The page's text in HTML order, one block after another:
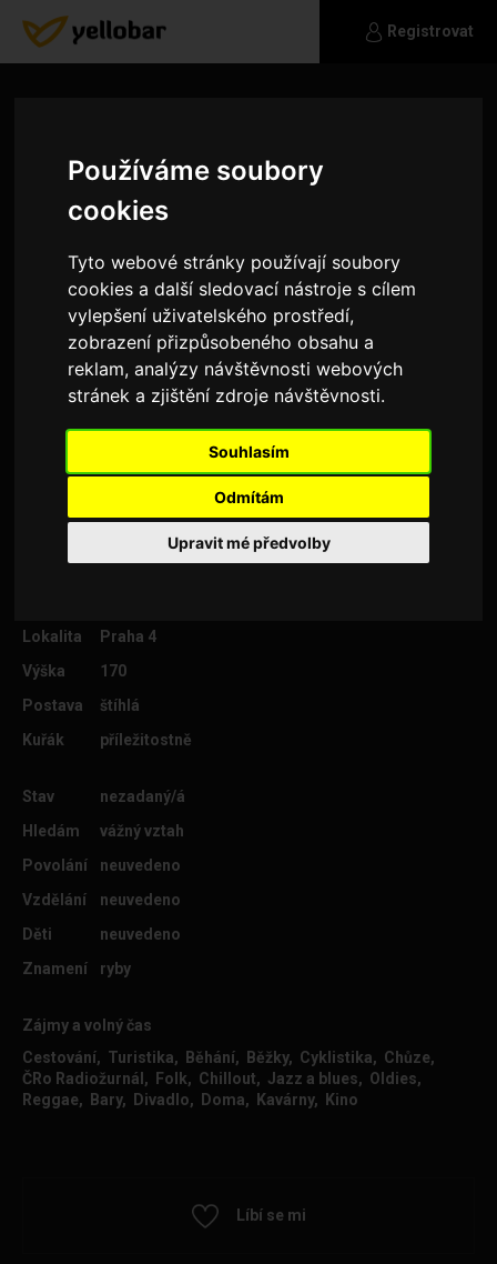
Používáme soubory
cookies
Tyto webové stránky používají soubory
cookies a další sledovací nástroje s cílem
vylepšení uživatelského prostředí,
zobrazení přizpůsobeného obsahu a
reklam, analýzy návštěvnosti webových
stránek a zjištění zdroje návštěvnosti.
Souhlasím
Odmítám
Upravit mé předvolby
Registrovat
cheeekyta
ahoj, hledám primárně parťáka na kolo .. a pak se
Lokalita
Praha 4
Výška
170
Postava
štíhlá
Kuřák
příležitostně
Stav
nezadaný/á
Hledám
vážný vztah
Povolání
neuvedeno
Vzdělání
neuvedeno
Děti
neuvedeno
Znamení
ryby
Zájmy a volný čas
Cestování, Turistika, Běhání, Běžky, Cyklistika, Chůze,
ČRo Radiožurnál, Folk, Chillout, Jazz a blues, Oldies,
Reggae, Bary, Divadlo, Doma, Kavárny, Kino
Líbí se mi